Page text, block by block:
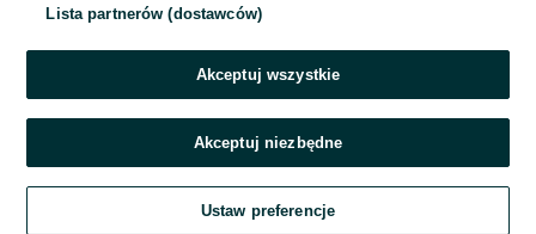
Zaloguj się
Kontynuując za pośrednictwem jednego z dostawców wskazanych powyżej,
OLX.pl w jego aktualnym brzmieniu.
Lista partnerów (dostawców)
Akceptuj wszystkie
Akceptuj niezbędne
Ustaw preferencje